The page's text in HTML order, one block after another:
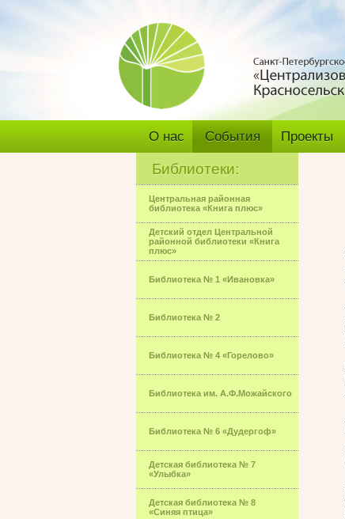
О нас События Проекты
Библиотеки:
Центральная районная
библиотека «Книга плюс»
Детский отдел Центральной
районной библиотеки «Книга
плюс»
Библиотека № 1 «Ивановка»
Библиотека № 2
Библиотека № 4 «Горелово»
Библиотека им. А.Ф.Можайского
Библиотека № 6 «Дудергоф»
Детская библиотека № 7
«Улыбка»
Детская библиотека № 8
«Синяя птица»